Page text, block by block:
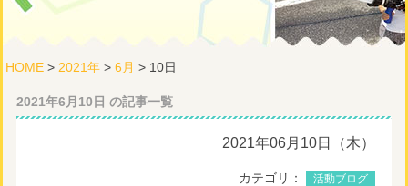
HOME> 2021年> 6月 > 10日
2021年6月10日 の記事一覧
2021年06月10日（木）
カテゴリ： 活動ブログ